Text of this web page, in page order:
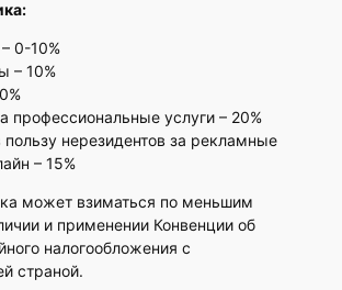
0-10%
– 10%
профессиональные услуги – 20%
нерезидентов за рекламные
– 15%
может взиматься по меньшим
и применении Конвенции об
налогообложения с
страной.